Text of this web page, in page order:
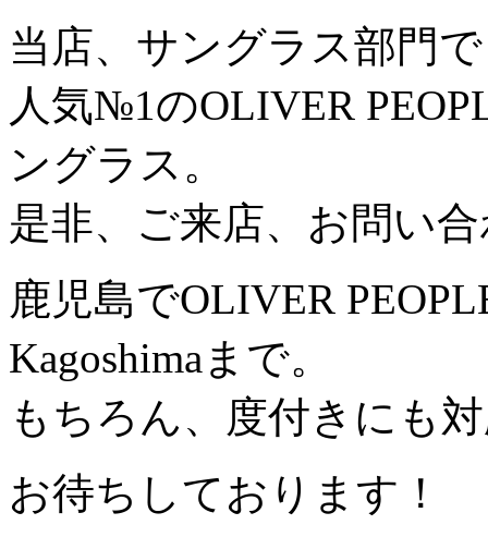
当店、サングラス部門で
人気№1のOLIVER
ングラス。
是非、ご来店、お問い
鹿児島でOLIVER
Kagoshimaまで。
もちろん、度付きにも
お待ちしております！